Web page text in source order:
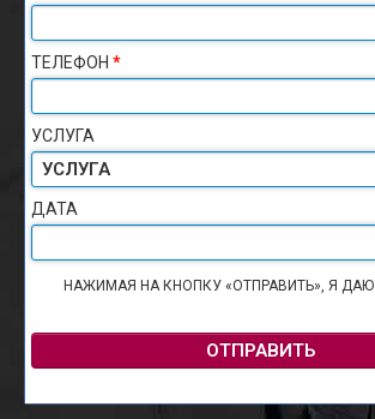
ТЕЛЕФОН *
УСЛУГА
ДАТА
НАЖИМАЯ НА КНОПКУ «ОТПРАВИТЬ», Я ДАЮ
ОТПРАВИТЬ